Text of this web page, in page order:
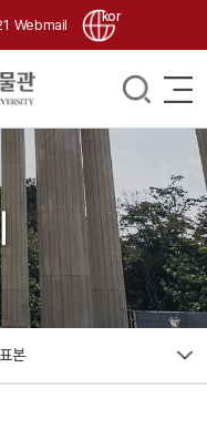
Webmail
kor
본